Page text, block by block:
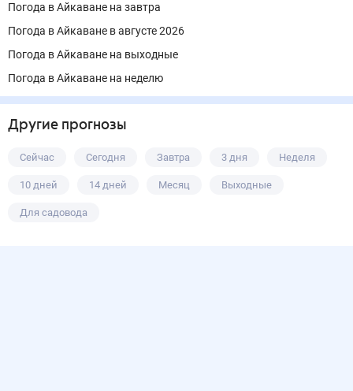
Погода в Айкаване на завтра
Погода в Айкаване в августе 2026
Погода в Айкаване на выходные
Погода в Айкаване на неделю
Другие прогнозы
Сейчас Сегодня Завтра 3 дня Неделя
10 дней 14 дней Месяц Выходные
Для садовода